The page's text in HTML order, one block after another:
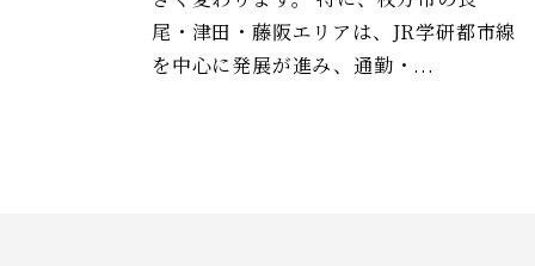
尾・津田・藤阪エリアは、JR学研都市線
を中心に発展が進み、通勤・...